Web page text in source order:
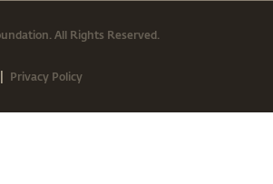
All Rights Reserved.
| Privacy Policy